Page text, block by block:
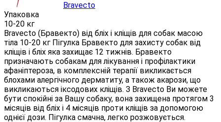
Bravecto
Упаковка
10-20 кг
Bravecto (Бравекто) від бліх і кліщів для собак масою
тіла 10-20 кг Пігулка Бравекто для захисту собак від
кліщів і бліх яка захищає 12 тижнів. Бравекто
призначають собакам для лікування і профілактики
афаніптероза, в комплексній терапії викликається
блохами алергічного дерматиту, а також акарози, що
викликаються іксодових кліщів. З Bravecto Ви можете
бути спокійні за Вашу собаку, вона захищена протягом 3
місяців від бліх і 4 місяців проти кліщів за допомогою
однієї дози. Пігулка смачна, легко розжовується.